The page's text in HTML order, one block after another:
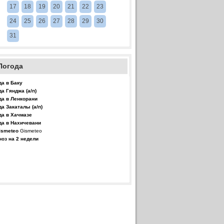
17 18 19 20 21 22 23
24 25 26 27 28 29 30
31
в Баку
Гянджа (а/п)
в Ленкорани
Закаталы (а/п)
в Хачмазе
в Нахичевани
Gismeteo
на 2 недели